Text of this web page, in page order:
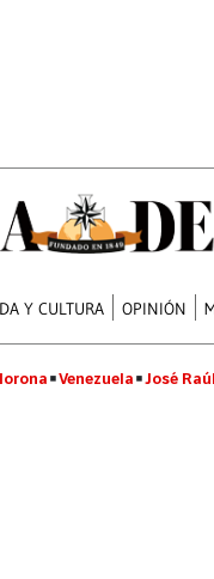
Y CULTURA OPINIÓN
Venezuela José